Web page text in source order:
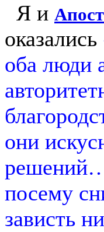
Я и
оказались
оба люди
они
решений…
посему
зависть